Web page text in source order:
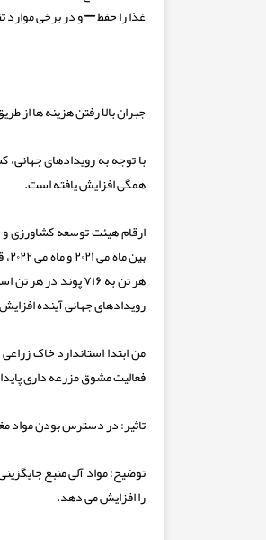
غذا را حفظ – و در برخی موارد
جبران بالا رفتن هزینه ها از
با توجه به رویدادهای
همگی افزایش یافته است.
هر تن به ۷۱۶ پوند
رویدادهای جهانی آینده
من ابتدا استاندارد خاک
فعالیت مشوق مزرعه داری
تاثیر: در دسترس بودن مواد
توضیح: مواد آلی منبع
را افزایش می دهد.